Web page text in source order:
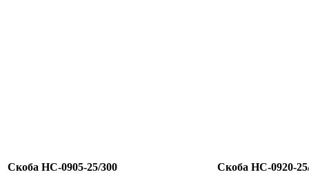
Скоба HC-0905-25/300 Скоба HC-0920-